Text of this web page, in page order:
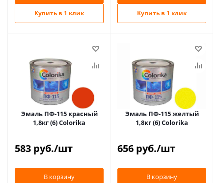
Купить в 1 клик Купить в 1 клик
Эмаль ПФ-115 красный
1,8кг (6) Colorika
583 руб./шт
В корзину
Эмаль ПФ-115 желтый
1,8кг (6) Colorika
656 руб./шт
В корзину